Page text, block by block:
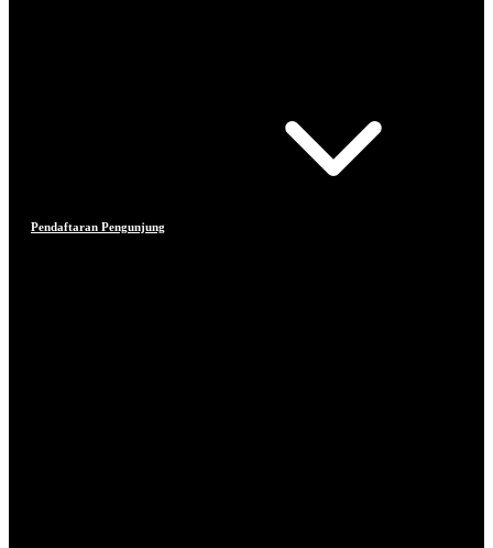
Pendaftaran Pengunjung